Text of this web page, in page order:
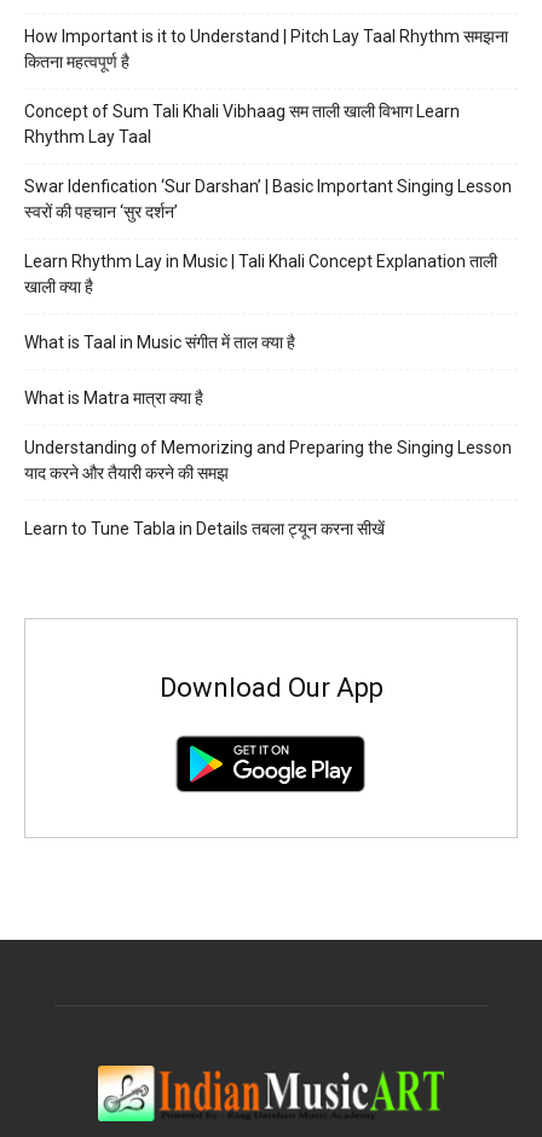
How Important is it to Understand | Pitch Lay Taal Rhythm समझना
कितना महत्वपूर्ण है
Concept of Sum Tali Khali Vibhaag सम ताली खाली विभाग Learn
Rhythm Lay Taal
Swar Idenfication ‘Sur Darshan’ | Basic Important Singing Lesson
स्वरों की पहचान ‘सुर दर्शन’
Learn Rhythm Lay in Music | Tali Khali Concept Explanation ताली
खाली क्या है
What is Taal in Music संगीत में ताल क्या है
What is Matra मात्रा क्या है
Understanding of Memorizing and Preparing the Singing Lesson
याद करने और तैयारी करने की समझ
Learn to Tune Tabla in Details तबला ट्यून करना सीखें
Download Our App